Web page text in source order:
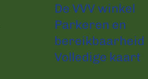
De VVV winkel
Parkeren en
bereikbaarheid
Volledige kaart